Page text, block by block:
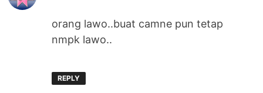
orang lawo..buat camne pun tetap
nmpk lawo..
REPLY